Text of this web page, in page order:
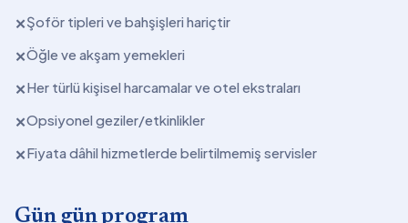
✕Şoför tipleri ve bahşişleri hariçtir
✕Öğle ve akşam yemekleri
✕Her türlü kişisel harcamalar ve otel ekstraları
✕Opsiyonel geziler/etkinlikler
✕Fiyata dâhil hizmetlerde belirtilmemiş servisler
Gün gün program